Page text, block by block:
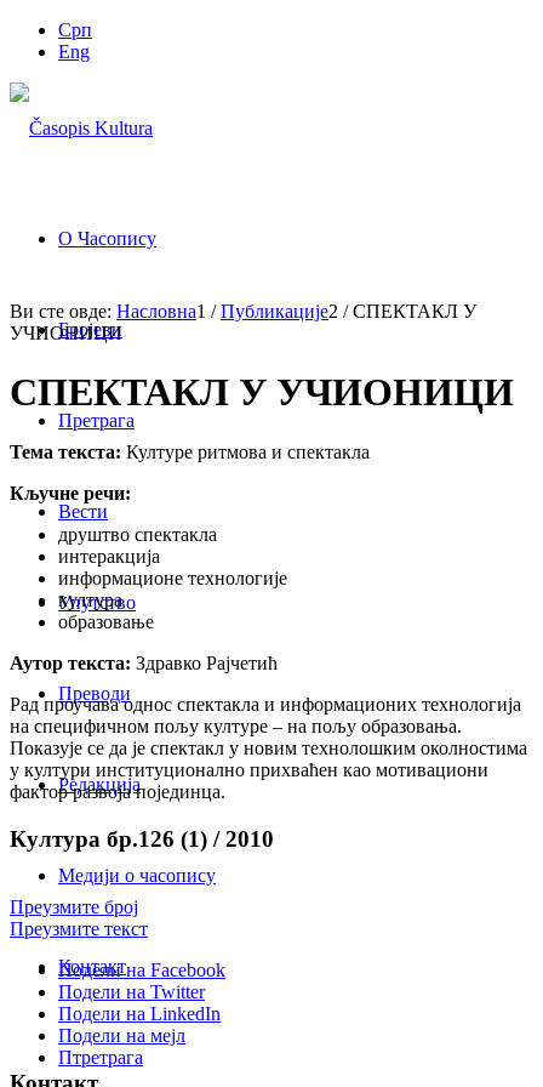
Срп
Eng
О Часопису
Бројеви
Претрага
Вести
Упутство
Преводи
Редакција
Медији о часопису
Контакт
Птретрага
Ви сте овде: Насловна1 / Публикације2 / СПЕКТАКЛ У
УЧИОНИЦИ
СПЕКТАКЛ У УЧИОНИЦИ
Тема текста: Културе ритмова и спектакла
Кључне речи:
друштво спектакла
интеракција
информационе технологије
култура
образовање
Аутор текста: Здравко Рајчетић
Рад проучава однос спектакла и информационих технологија
на специфичном пољу културе – на пољу образовања.
Показује се да је спектакл у новим технолошким околностима
у култури институционално прихваћен као мотивациони
фактор развоја појединца.
Култура бр.126 (1) / 2010
Преузмите број
Преузмите текст
Подели на Facebook
Подели на Twitter
Подели на LinkedIn
Подели на мејл